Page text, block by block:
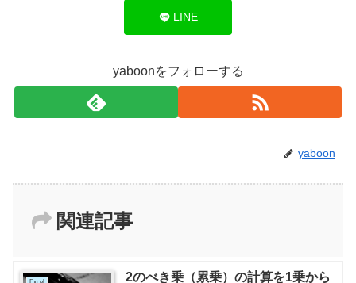
LINE
yaboonをフォローする
yaboon
関連記事
2のべき乗（累乗）の計算を1乗から